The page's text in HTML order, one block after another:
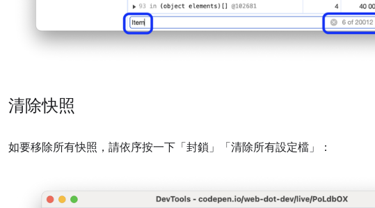
清除快照
如要移除所有快照，請依序按一下「封鎖」 「清除所有設定檔」：